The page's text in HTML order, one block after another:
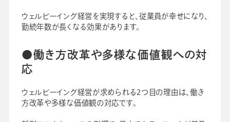
ウェルビーイング経営を実現すると、従業員が幸せになり、
勤続年数が長くなる効果があります。
●働き方改革や多様な価値観への対
応
ウェルビーイング経営が求められる2つ目の理由は、働き
方改革や多様な価値観の対応です。